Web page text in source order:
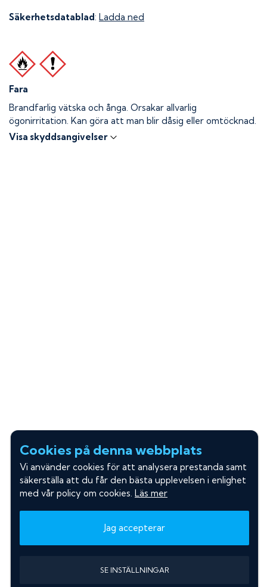
Säkerhetsdatablad: Ladda ned
Fara
Brandfarlig vätska och ånga. Orsakar allvarlig
ögonirritation. Kan göra att man blir dåsig eller omtöcknad.
Visa skyddsangivelser
Cookies på denna webbplats
Vi använder cookies för att analysera prestanda samt
säkerställa att du får den bästa upplevelsen i enlighet
med vår policy om cookies. Läs mer
Jag accepterar
SE INSTÄLLNINGAR